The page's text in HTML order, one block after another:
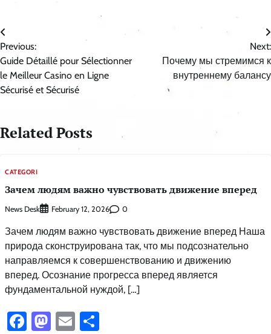
Post
navigation
Previous:
Guide Détaillé pour Sélectionner
le Meilleur Casino en Ligne
Sécurisé et Sécurisé
Next:
Почему мы стремимся к
внутреннему балансу
Related Posts
CATEGORI
Зачем людям важно чувствовать движение вперед
News Desk February 12, 2026 0
Зачем людям важно чувствовать движение вперед Наша
природа сконструирована так, что мы подсознательно
направляемся к совершенствованию и движению
вперед. Осознание прогресса вперед является
фундаментальной нуждой, […]
Facebook
Mastodon
Email